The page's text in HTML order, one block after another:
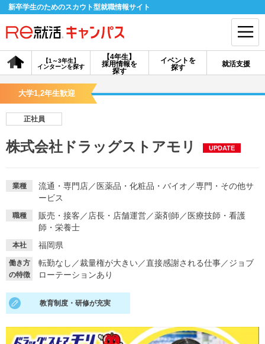
新卒学生のためのスカウト型就職情報サイト
【4年生】
採用情報を
探す
【1～3年生】
インターンを探す
イベントを
探す
就活支援
会員登録 ログイン
探す
イベントを探す スカウト お知らせ
就活ノウハウが満載！
適職診断 就活チャンネル
大学1,2年生歓迎
正社員
株式会社ドラッグストアモリ UPDATE
業種 流通・専門店／ 医薬品・化粧品・バイオ ／専門・その他サ
ービス
職種 販売・接客 ／ 店長・店舗運営／薬剤師 ／ 医療技師・看護
師・栄養士
本社 福岡県
働き方
の特徴
転勤なし ／裁量権が大きい／直接感謝される仕事／ジョブ
ローテーションあり
教育制度・研修が充実